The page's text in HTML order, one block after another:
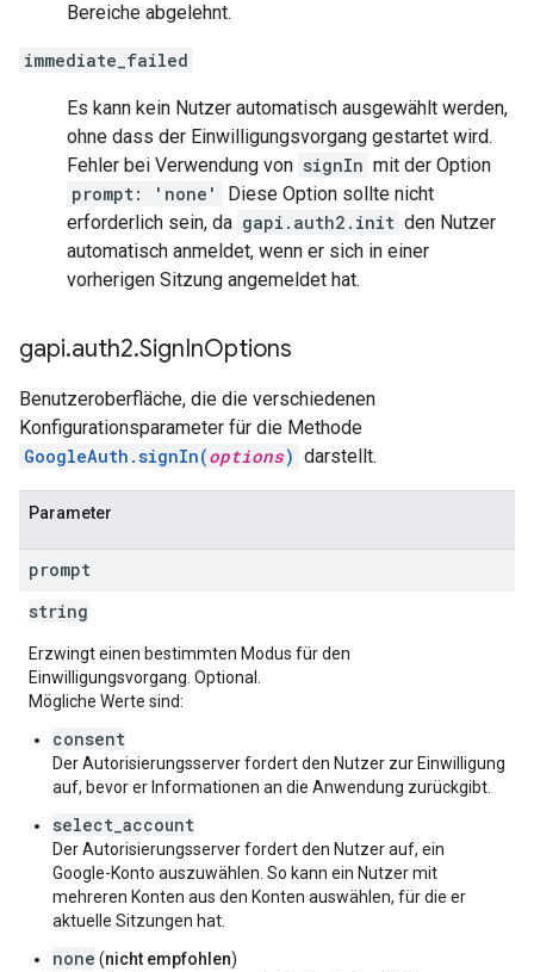
Bereiche abgelehnt.
immediate_failed
Es kann kein Nutzer automatisch ausgewählt werden,
ohne dass der Einwilligungsvorgang gestartet wird.
Fehler bei Verwendung von signIn mit der Option
prompt: 'none'
Diese Option sollte nicht
erforderlich sein, da gapi.auth2.init den Nutzer
automatisch anmeldet, wenn er sich in einer
vorherigen Sitzung angemeldet hat.
gapi.auth2.SignInOptions
Benutzeroberfläche, die die verschiedenen
Konfigurationsparameter für die Methode
GoogleAuth.signIn(options) darstellt.
Parameter
prompt
string
Erzwingt einen bestimmten Modus für den
Einwilligungsvorgang. Optional.
Mögliche Werte sind:
consent
Der Autorisierungsserver fordert den Nutzer zur Einwilligung
auf, bevor er Informationen an die Anwendung zurückgibt.
select_account
Der Autorisierungsserver fordert den Nutzer auf, ein
Google-Konto auszuwählen. So kann ein Nutzer mit
mehreren Konten aus den Konten auswählen, für die er
aktuelle Sitzungen hat.
none (nicht empfohlen)